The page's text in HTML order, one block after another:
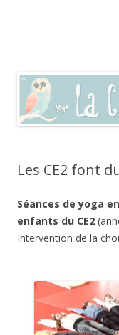
(dans
Les CE2 font
Séances de yoga
enfants du CE2
Intervention de la